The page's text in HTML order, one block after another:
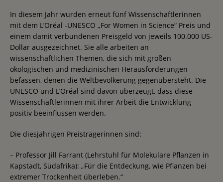
In diesem Jahr wurden erneut fünf Wissenschaftlerinnen
mit dem L’Oréal -UNESCO „For Women in Science“ Preis und
einem damit verbundenen Preisgeld von jeweils 100.000 US-
Dollar ausgezeichnet. Sie alle arbeiten an
wissenschaftlichen Themen, die sich mit großen
ökologischen und medizinischen Herausforderungen
befassen, denen die Weltbevölkerung gegenübersteht. Die
UNESCO und L’Oréal sind davon überzeugt, dass diese
Wissenschaftlerinnen mit ihrer Arbeit die Entwicklung
positiv beeinflussen werden.
Die diesjährigen Preisträgerinnen sind:
– Professor Jill Farrant (Lehrstuhl für Molekulare Pflanzen in
Kapstadt, Südafrika): „Für die Entdeckung, wie Pflanzen bei
extremer Trockenheit überleben.“